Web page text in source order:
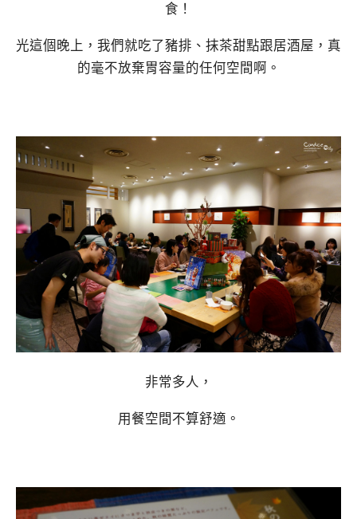
食！
光這個晚上，我們就吃了豬排、抹茶甜點跟居酒屋，真
的毫不放棄胃容量的任何空間啊。
非常多人，
用餐空間不算舒適。